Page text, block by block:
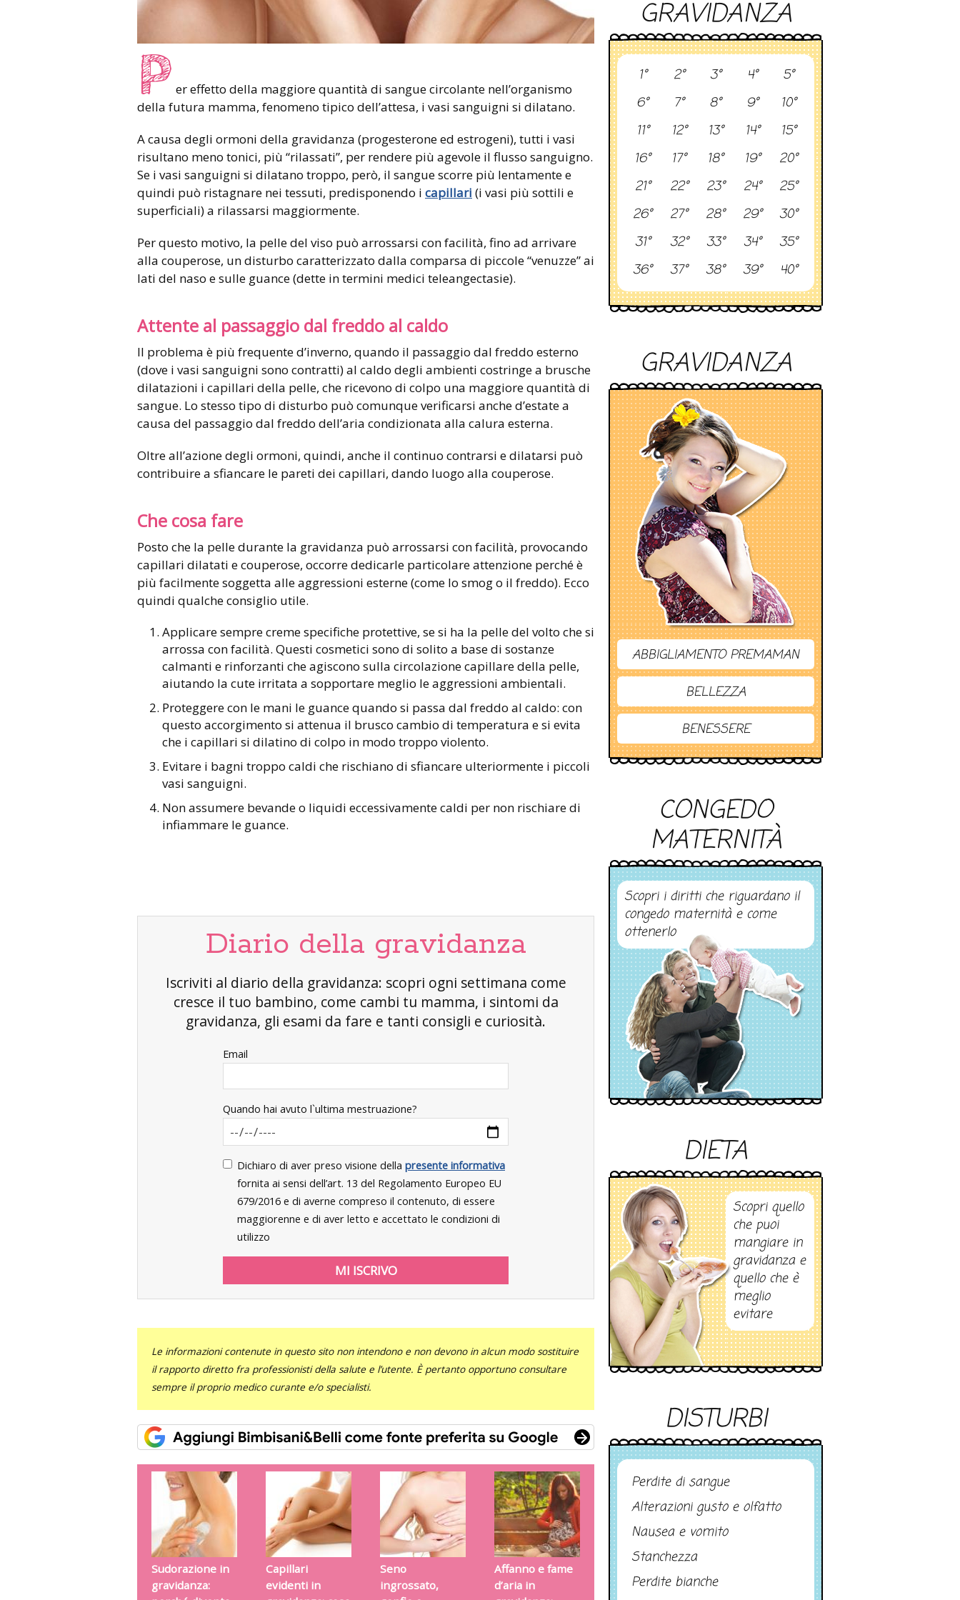
P er effetto della maggiore quantità di sangue circolante nell’organismo
della futura mamma, fenomeno tipico dell’attesa, i vasi sanguigni si dilatano.
A causa degli ormoni della gravidanza (progesterone ed estrogeni), tutti i vasi
risultano meno tonici, più “rilassati”, per rendere più agevole il flusso sanguigno.
Se i vasi sanguigni si dilatano troppo, però, il sangue scorre più lentamente e
quindi può ristagnare nei tessuti, predisponendo i capillari (i vasi più sottili e
superficiali) a rilassarsi maggiormente.
Per questo motivo, la pelle del viso può arrossarsi con facilità, fino ad arrivare
alla couperose, un disturbo caratterizzato dalla comparsa di piccole “venuzze” ai
lati del naso e sulle guance (dette in termini medici teleangectasie).
Attente al passaggio dal freddo al caldo
Il problema è più frequente d’inverno, quando il passaggio dal freddo esterno
(dove i vasi sanguigni sono contratti) al caldo degli ambienti costringe a brusche
dilatazioni i capillari della pelle, che ricevono di colpo una maggiore quantità di
sangue. Lo stesso tipo di disturbo può comunque verificarsi anche d’estate a
causa del passaggio dal freddo dell’aria condizionata alla calura esterna.
Oltre all’azione degli ormoni, quindi, anche il continuo contrarsi e dilatarsi può
contribuire a sfiancare le pareti dei capillari, dando luogo alla couperose.
Che cosa fare
Posto che la pelle durante la gravidanza può arrossarsi con facilità, provocando
capillari dilatati e couperose, occorre dedicarle particolare attenzione perché è
più facilmente soggetta alle aggressioni esterne (come lo smog o il freddo). Ecco
quindi qualche consiglio utile.
Applicare sempre creme specifiche protettive, se si ha la pelle del volto che si
arrossa con facilità. Questi cosmetici sono di solito a base di sostanze
calmanti e rinforzanti che agiscono sulla circolazione capillare della pelle,
aiutando la cute irritata a sopportare meglio le aggressioni ambientali.
Proteggere con le mani le guance quando si passa dal freddo al caldo: con
questo accorgimento si attenua il brusco cambio di temperatura e si evita
che i capillari si dilatino di colpo in modo troppo violento.
Evitare i bagni troppo caldi che rischiano di sfiancare ulteriormente i piccoli
vasi sanguigni.
Non assumere bevande o liquidi eccessivamente caldi per non rischiare di
infiammare le guance.
Diario della gravidanza
Iscriviti al diario della gravidanza: scopri ogni settimana come
cresce il tuo bambino, come cambi tu mamma, i sintomi da
gravidanza, gli esami da fare e tanti consigli e curiosità.
Email
Quando hai avuto l`ultima mestruazione?
Dichiaro di aver preso visione della presente informativa
fornita ai sensi dell’art. 13 del Regolamento Europeo EU
679/2016 e di averne compreso il contenuto, di essere
maggiorenne e di aver letto e accettato le condizioni di
utilizzo
Le informazioni contenute in questo sito non intendono e non devono in alcun modo sostituire
il rapporto diretto fra professionisti della salute e l’utente. È pertanto opportuno consultare
sempre il proprio medico curante e/o specialisti.
Sudorazione in
gravidanza:
Capillari
evidenti in
Seno
ingrossato,
Affanno e fame
d’aria in
GRAVIDANZA
1° 2° 3° 4°
5°
6°
7° 8° 9°
10°
11°
12° 13° 14°
15°
16°
17° 18° 19°
20°
21°
22° 23° 24°
25°
26°
27° 28° 29°
30°
31°
32° 33° 34°
35°
36°
37° 38° 39° 40°
GRAVIDANZA
ABBIGLIAMENTO PREMAMAN
BELLEZZA
BENESSERE
CONGEDO
MATERNITÀ
Scopri i diritti che riguardano il
congedo maternità e come
ottenerlo
DIETA
Scopri quello
che puoi
mangiare in
gravidanza e
quello che è
meglio
evitare
DISTURBI
Perdite di sangue
Alterazioni gusto e olfatto
Nausea e vomito
Stanchezza
Perdite bianche